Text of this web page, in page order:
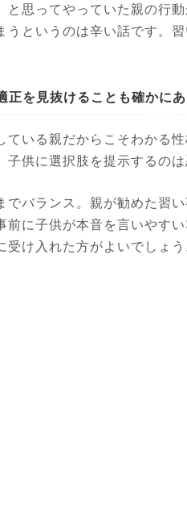
と思ってやっていた親の行
うというのは辛い話です。
正を見抜けることも確かにあ
ている親だからこそわかる
子供に選択肢を提示するの
でバランス。親が勧めた習
前に子供が本音を言いやす
受け入れた方がよいでしょう